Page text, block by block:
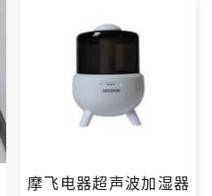
摩飞电器超声波加湿器